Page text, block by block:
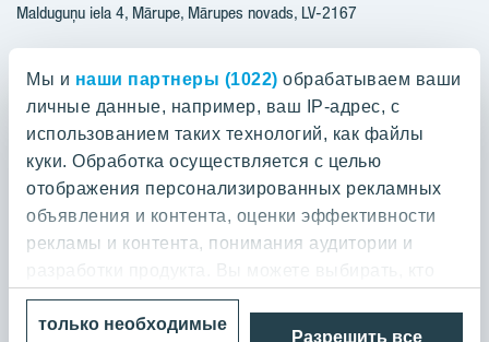
Мы и наши партнеры (1022) обрабатываем ваши
личные данные, например, ваш IP-адрес, с
использованием таких технологий, как файлы
куки. Обработка осуществляется с целью
отображения персонализированных рекламных
объявления и контента, оценки эффективности
рекламы и контента, понимания аудитории и
разработки продукта. Вы можете выбирать, кто
может использовать ваши данные и для каких
целей.
Разрешить все
только необходимые
Контакты
Реализованные проекты
Контакты
Malduguņu iela 4, Mārupe, Mārupes novads, LV-2167
+371 25608080
yitmajas@yit.lv
Проекты
Kaivas kvartāls
Rubins
О YIT